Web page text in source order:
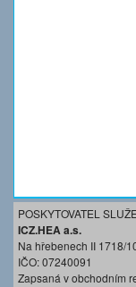
POSKYTOVATEL
ICZ.HEA a.s.
Na hřebenech II 1718/
IČO: 07240091
Zapsaná v obchodním